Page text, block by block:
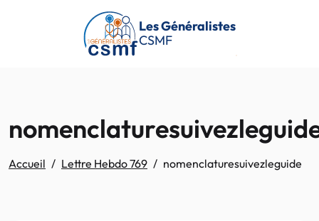
Passer au contenu principal
Les Généralistes
CSMF
Accueil Lettre Hebdo 769 nomenclaturesuivezleguide